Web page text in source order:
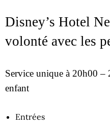
Disney’s Hotel
volonté avec les
Service unique à 20h00 –
enfant
Entrées